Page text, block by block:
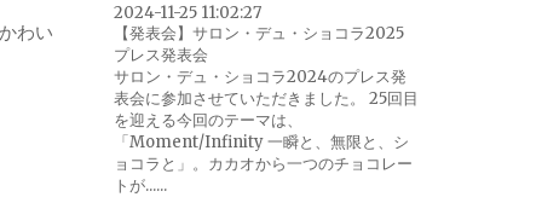
わい
2024-11-25 11:02:27
【発表会】サロン・デュ・ショコラ2025
プレス発表会
サロン・デュ・ショコラ2024のプレス発
表会に参加させていただきました。 25回目
を迎える今回のテーマは、
「Moment/Infinity 一瞬と、無限と、シ
ョコラと」。カカオから一つのチョコレー
トが......